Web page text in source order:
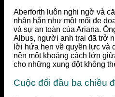
Aberforth luôn nghi ngờ và
nhận hắn như một mối đe
và sự an toàn của Ariana.
Albus, người anh trai đã trở
lời hứa hẹn về quyền lực và
nên một khoảng cách lớn
cho những xung đột không
Cuộc đối đầu ba chiều